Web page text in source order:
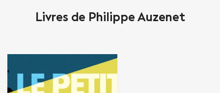
Livres de Philippe Auzenet